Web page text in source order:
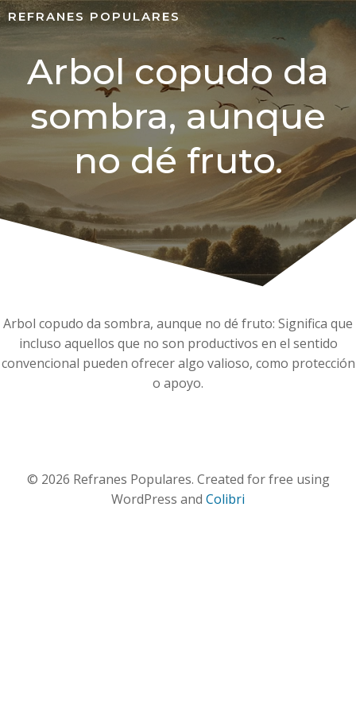
REFRANES POPULARES
Arbol copudo da
sombra, aunque
no dé fruto.
Arbol copudo da sombra, aunque no dé fruto: Significa que
incluso aquellos que no son productivos en el sentido
convencional pueden ofrecer algo valioso, como protección
o apoyo.
© 2026 Refranes Populares. Created for free using
WordPress and Colibri